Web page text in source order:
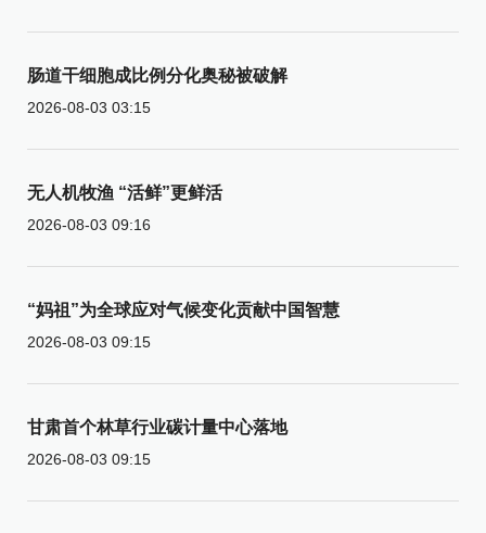
肠道干细胞成比例分化奥秘被破解
2026-08-03 03:15
无人机牧渔 “活鲜”更鲜活
2026-08-03 09:16
“妈祖”为全球应对气候变化贡献中国智慧
2026-08-03 09:15
甘肃首个林草行业碳计量中心落地
2026-08-03 09:15